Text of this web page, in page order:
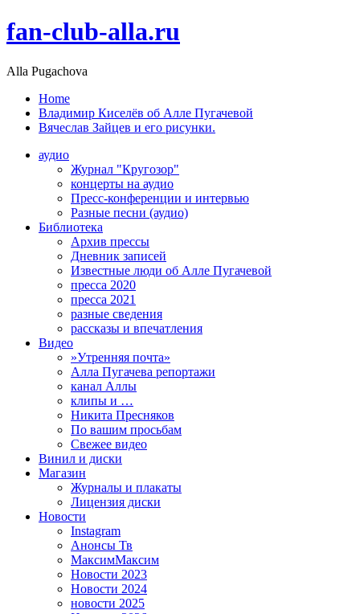
fan-club-alla.ru
Alla Pugachova
Home
Владимир Киселёв об Алле Пугачевой
Вячеслав Зайцев и его рисунки.
аудио
Журнал "Кругозор"
концерты на аудио
Пресс-конференции и интервью
Разные песни (аудио)
Библиотека
Архив прессы
Дневник записей
Известные люди об Алле Пугачевой
пресса 2020
пресса 2021
разные сведения
рассказы и впечатления
Видео
»Утренняя почта»
Алла Пугачева репортажи
канал Аллы
клипы и …
Никита Пресняков
По вашим просьбам
Свежее видео
Винил и диски
Магазин
Журналы и плакаты
Лицензия диски
Новости
Instagram
Анонсы Тв
МаксимМаксим
Новости 2023
Новости 2024
новости 2025